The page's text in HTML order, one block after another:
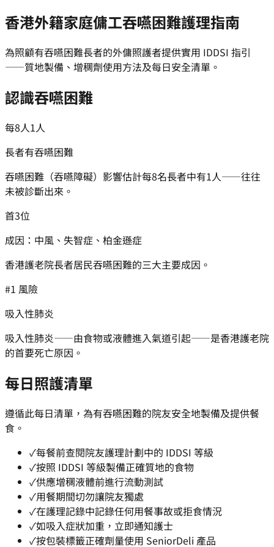
香港外籍家庭傭工吞嚥困難護理指南
為照顧有吞嚥困難長者的外傭照護者提供實用 IDDSI 指引
——質地製備、增稠劑使用方法及每日安全清單。
認識吞嚥困難
每8人1人
長者有吞嚥困難
吞嚥困難（吞嚥障礙）影響估計每8名長者中有1人——往往
未被診斷出來。
首3位
成因：中風、失智症、柏金遜症
香港護老院長者居民吞嚥困難的三大主要成因。
#1 風險
吸入性肺炎
吸入性肺炎——由食物或液體進入氣道引起——是香港護老院
的首要死亡原因。
每日照護清單
遵循此每日清單，為有吞嚥困難的院友安全地製備及提供餐
食。
✓每餐前查閱院友護理計劃中的 IDDSI 等級
✓按照 IDDSI 等級製備正確質地的食物
✓供應增稠液體前進行流動測試
✓用餐期間切勿讓院友獨處
✓在護理記錄中記錄任何用餐事故或拒食情況
✓如吸入症狀加重，立即通知護士
✓按包裝標籤正確劑量使用 SeniorDeli 產品